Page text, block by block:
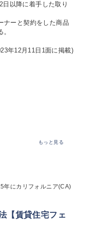
以降に着手した取り
ナーと契約をした商品
年12月11日1面に掲載)
もっと見る
年にカリフォルニア(CA)
【賃貸住宅フェ